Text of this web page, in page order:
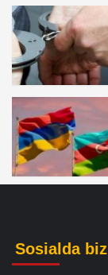
Sosialda biz